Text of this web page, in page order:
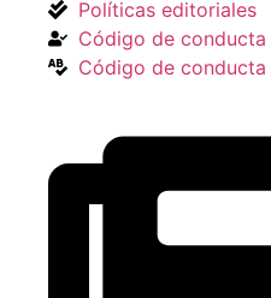
Políticas editoriales
Código de
Código de